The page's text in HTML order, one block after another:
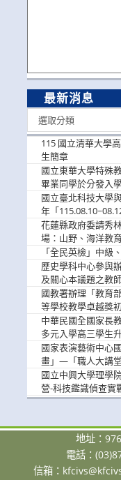
最新消息
選取分類
115 國立清華大學
生簡章
國立東華大學特殊
畢業同學於分發入
國立臺北科技大學
年「
歡迎學生踴躍報名
花蓮縣政府委請秀
場：山野、海洋教
參加
「全民英檢」中級
歷史學科中心參與
及關心本議題之教
國教署辦理「教育
等學校教學卓越獎
中華民國全國家長
多元入學高三學生
國家表演藝術中心
畫」—「職人大講
參與。
國立中興大學理學
營-科技鑑識偵查實
加。
地址：
電話：
信箱：